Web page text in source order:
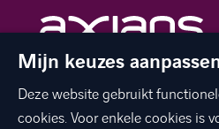
The best of ICT with a human
linkedinyoutubefacebook
twitter
Mijn keuzes
Deze website gebruikt
cookies. Voor enkele cookies is